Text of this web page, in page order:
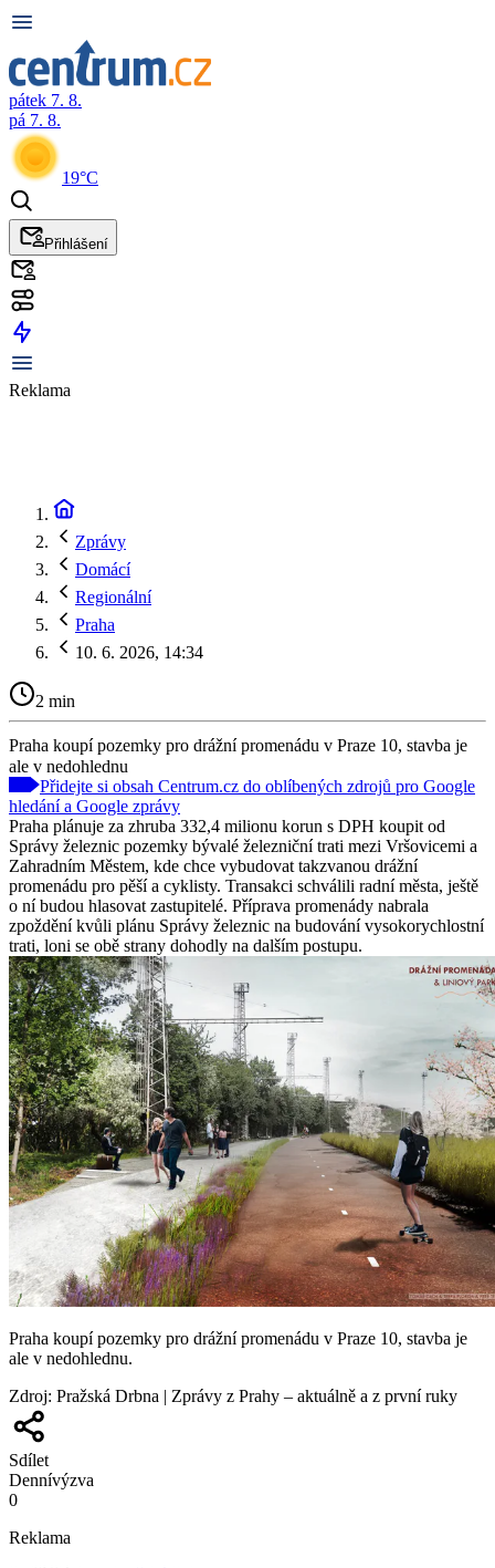
pátek 7. 8.
pá 7. 8.
19°C
Přihlášení
Reklama
Zprávy
Domácí
Regionální
Praha
10. 6. 2026, 14:34
2 min
Praha koupí pozemky pro drážní promenádu v Praze 10, stavba je
ale v nedohlednu
Přidejte si obsah Centrum.cz do oblíbených zdrojů pro Google
hledání a Google zprávy
Praha plánuje za zhruba 332,4 milionu korun s DPH koupit od
Správy železnic pozemky bývalé železniční trati mezi Vršovicemi a
Zahradním Městem, kde chce vybudovat takzvanou drážní
promenádu pro pěší a cyklisty. Transakci schválili radní města, ještě
o ní budou hlasovat zastupitelé. Příprava promenády nabrala
zpoždění kvůli plánu Správy železnic na budování vysokorychlostní
trati, loni se obě strany dohodly na dalším postupu.
Praha koupí pozemky pro drážní promenádu v Praze 10, stavba je
ale v nedohlednu.
Zdroj: Pražská Drbna | Zprávy z Prahy – aktuálně a z první ruky
Sdílet
Dennívýzva
0
Reklama